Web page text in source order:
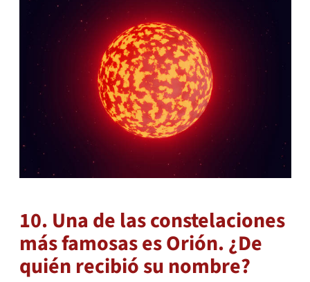
10. Una de las constelaciones
más famosas es Orión. ¿De
quién recibió su nombre?